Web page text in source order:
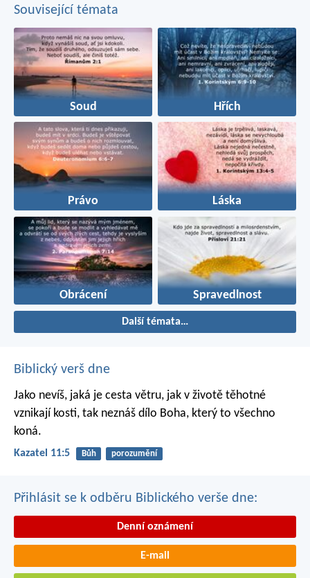
Související témata
Soud Hřích
Právo Láska
Obrácení Spravedlnost
Další témata…
Biblický verš dne
Jako nevíš, jaká je cesta větru, jak v životě těhotné
vznikají kosti, tak neznáš dílo Boha, který to všechno
koná.
Kazatel 11:5 Bůh porozumění
Přihlásit se k odběru Biblického verše dne:
Denní oznámení
E-mail